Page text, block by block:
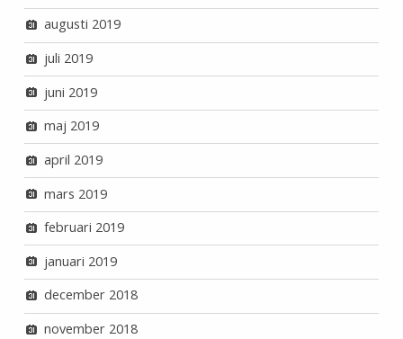
augusti 2019
juli 2019
juni 2019
maj 2019
april 2019
mars 2019
februari 2019
januari 2019
december 2018
november 2018